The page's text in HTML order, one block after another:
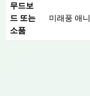
무드보
드 또는
소품
미래풍 애니